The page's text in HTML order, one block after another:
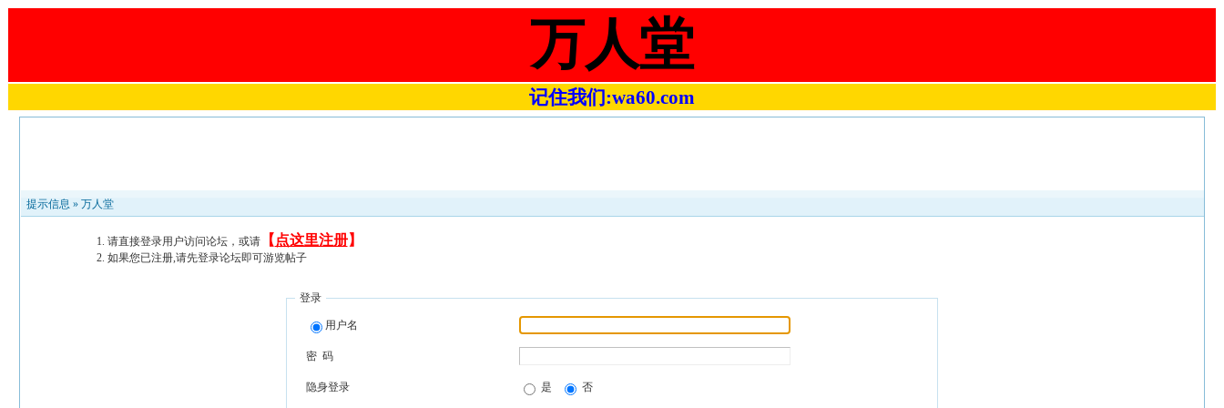
万人堂
记住我们:wa60.com
提示信息 » 万人堂
请直接登录用户访问论坛，或请【 点这里注册】
如果您已注册,请先登录论坛即可游览帖子
登录
用户名
密 码
隐身登录 是 否